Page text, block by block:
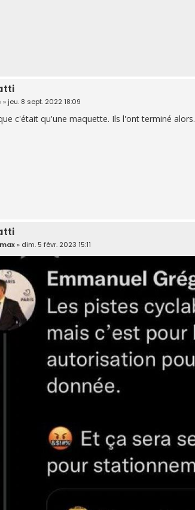
» jeu. 8 sept. 2022 18:09
c'était qu'une maquette. Ils l'ont terminé alors.
» dim. 5 févr. 2023 15:11